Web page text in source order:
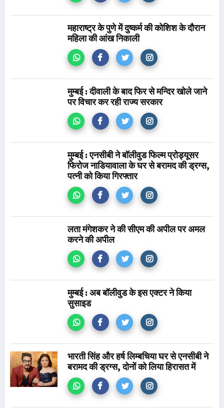
महाराष्ट्र के पुणे में दुष्कर्म की कोशिश के दौरान
महिला की आंख निकाली
मुम्बई : दीवाली के बाद फिर से मन्दिर खोले जाने
पर विचार कर रही राज्य सरकार
मुम्बई : एनसीबी ने बॉलीवुड फिल्म प्रोड्यूसर
फिरोज नाडियावाला के घर से बरामद की ड्रग्स,
पत्नी को किया गिरफ्तार
लता मंगेशकर ने की सीएम की अपील पर अमल
करने की अपील
मुम्बई : अब बॉलीवुड के इस एक्टर ने किया
सुसाइड
भारती सिंह और हर्ष लिम्बचिया घर से एनसीबी ने
बरामद की ड्रग्स, दोनों को लिया हिरासत में